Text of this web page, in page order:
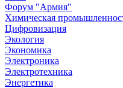
Форум "Армия"
Химическая
Цифровизация
Экология
Экономика
Электроника
Электротехника
Энергетика